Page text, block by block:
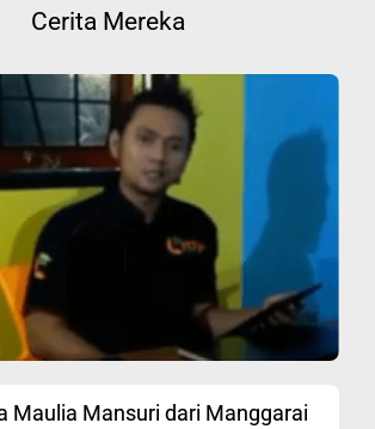
Cerita Mereka
Maulia Mansuri dari Manggarai